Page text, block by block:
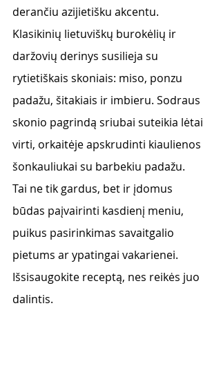
derančiu azijietišku akcentu.
Klasikinių lietuviškų burokėlių ir
daržovių derinys susilieja su
rytietiškais skoniais: miso, ponzu
padažu, šitakiais ir imbieru. Sodraus
skonio pagrindą sriubai suteikia lėtai
virti, orkaitėje apskrudinti kiaulienos
šonkauliukai su barbekiu padažu.
Tai ne tik gardus, bet ir įdomus
būdas paįvairinti kasdienį meniu,
puikus pasirinkimas savaitgalio
pietums ar ypatingai vakarienei.
Išsisaugokite receptą, nes reikės juo
dalintis.